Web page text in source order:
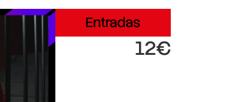
Entradas
12€